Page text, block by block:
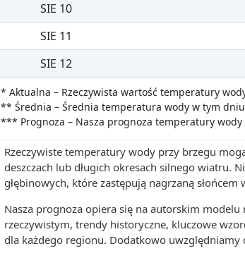
SIE 10
SIE 11
SIE 12
* Aktualna – Rzeczywista wartość temperatury
** Średnia – Średnia temperatura wody w tym
*** Prognoza – Nasza prognoza temperatury wody
Rzeczywiste temperatury wody przy brzegu
deszczach lub długich okresach silnego wiatru.
głębinowych, które zastępują nagrzaną
Nasza prognoza opiera się na autorskim
rzeczywistym, trendy historyczne, kluczowe
dla każdego regionu. Dodatkowo uwzględniamy